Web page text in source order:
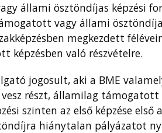
állami ösztöndíjas képzési
vagy állami
megkezdett
képzésben való részvételre.
jogosult, aki a BME
részt, államilag
szinten az első képzése
hiánytalan pályázatot